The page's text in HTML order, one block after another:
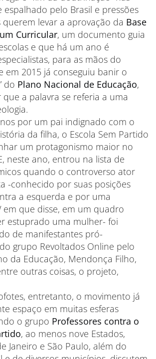
espalhado pelo Brasil e pressões
levar a aprovação da Base
Curricular, um documento guia
e que há um ano é
para as mãos do
em 2015 já conseguiu banir o
do Plano Nacional de Educação,
a palavra se referia a uma
por um pai indignado com o
da filha, o Escola Sem Partido
um protagonismo maior no
neste ano, entrou na lista de
quando o controverso ator
-conhecido por suas posições
a esquerda e por uma
em que disse, em um quadro
estuprado uma mulher- foi
de manifestantes pró-
grupo Revoltados Online pelo
da Educação, Mendonça Filho,
outras coisas, o projeto,
entretanto, o movimento já
espaço em muitas esferas
o grupo Professores contra o
, ao menos nove Estados,
Janeiro e São Paulo, além do